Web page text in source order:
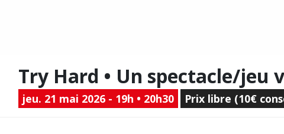
Try Hard • Un spectacle/
jeu. 21 mai 2026 - 19h • 20h30 Prix libre (10€